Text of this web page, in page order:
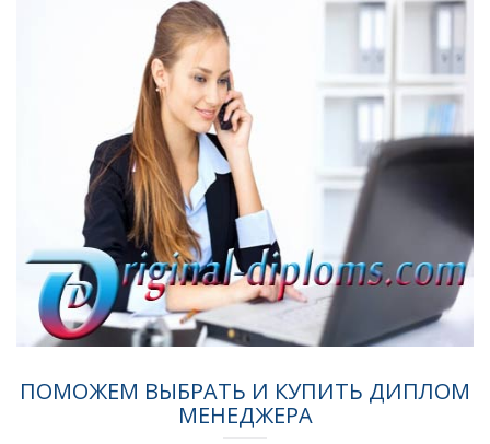
ПОМОЖЕМ ВЫБРАТЬ И КУПИТЬ ДИПЛОМ
МЕНЕДЖЕРА